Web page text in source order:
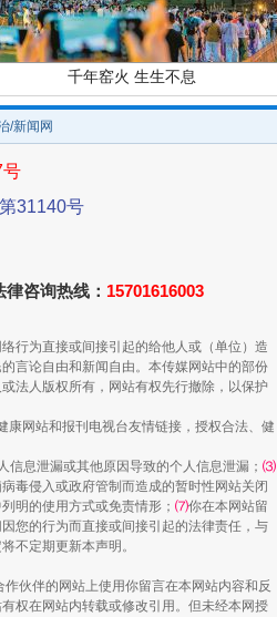
千年窑火 生生不息
揭开“小金库”的免责幌子
/新闻网
31140号
咨询热线： 15701616003
行为直接或间接引起的给他人或（单位）造
言论自由和新闻自由。本传媒网站中的部份
法人版权所有，网站有权先行撤除，以保护
康网站和报刊电视台友情链接，授权合法、健
信息泄漏或其他原因导致的个人信息泄漏； ⑶
毒侵入或政府管制而造成的暂时性网站关闭
明的使用方式或免责情形； ⑺你在本网站留
您的行为而直接或间接引起的法律责任，与
不定期更新本声明。
伙伴的网站上使用你留言在本网站内容和反
权在网站内转载或修改引用。但未经本网授